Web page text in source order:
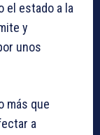
el estado a la
y
unos
más que
a